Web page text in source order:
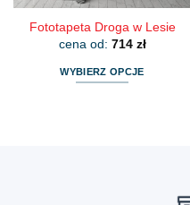
Fototapeta Droga w Lesie
cena od: 714 zł
WYBIERZ OPCJE